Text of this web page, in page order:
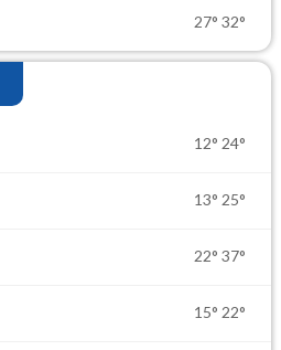
27° 32°
12° 24°
13° 25°
22° 37°
15° 22°